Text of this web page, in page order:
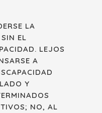
LA
EL
LEJOS
A
Y
NO, AL